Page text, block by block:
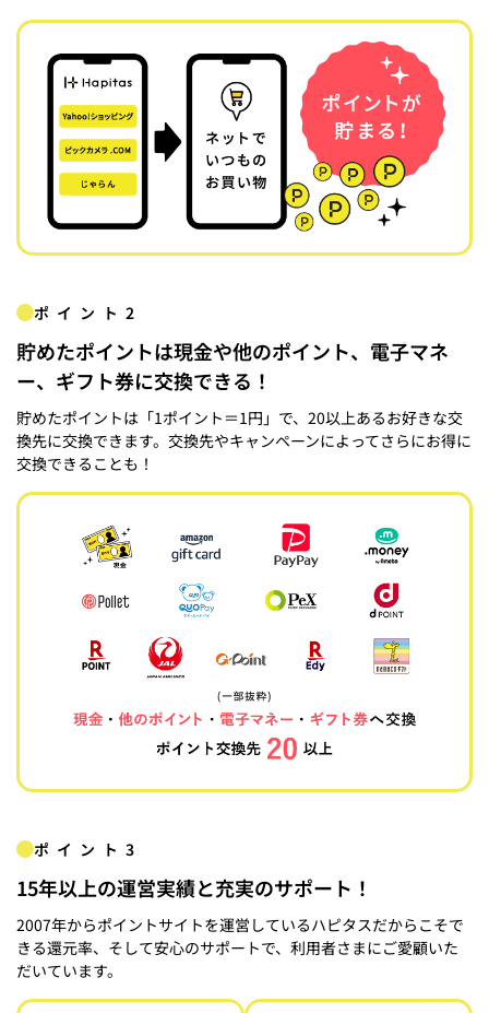
ポイント2
貯めたポイントは現金や他のポイント、電子マネ
ー、ギフト券に交換できる！
貯めたポイントは「1ポイント＝1円」で、20以上あるお好きな交
換先に交換できます。交換先やキャンペーンによってさらにお得に
交換できることも！
ポイント3
15年以上の運営実績と充実のサポート！
2007年からポイントサイトを運営しているハピタスだからこそで
きる還元率、そして安心のサポートで、利用者さまにご愛顧いた
だいています。